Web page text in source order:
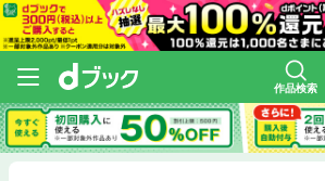
作品検索